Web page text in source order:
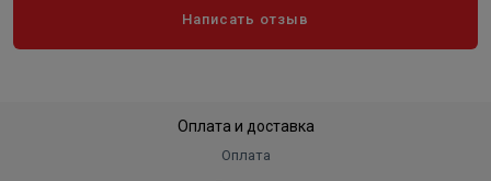
Написать отзыв
Оплата и доставка
Оплата